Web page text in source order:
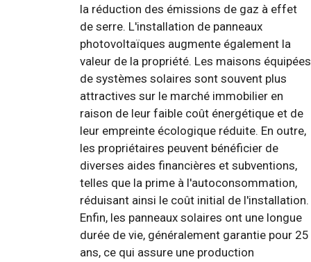
la réduction des émissions de gaz à effet
de serre. L'installation de panneaux
photovoltaïques augmente également la
valeur de la propriété. Les maisons équipées
de systèmes solaires sont souvent plus
attractives sur le marché immobilier en
raison de leur faible coût énergétique et de
leur empreinte écologique réduite. En outre,
les propriétaires peuvent bénéficier de
diverses aides financières et subventions,
telles que la prime à l'autoconsommation,
réduisant ainsi le coût initial de l'installation.
Enfin, les panneaux solaires ont une longue
durée de vie, généralement garantie pour 25
ans, ce qui assure une production